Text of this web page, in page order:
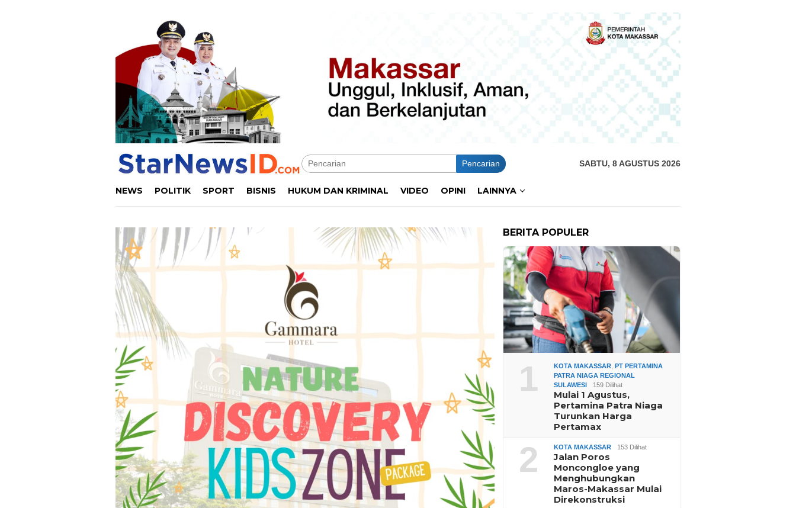
Pencarian SABTU, 8 AGUSTUS 2026
NEWS POLITIK SPORT BISNIS HUKUM DAN KRIMINAL VIDEO OPINI LAINNYA
BERITA POPULER
1 KOTA MAKASSAR ,PT PERTAMINA
PATRA NIAGA REGIONAL
SULAWESI
159 Dilihat
Mulai 1 Agustus,
Pertamina Patra Niaga
Turunkan Harga
Pertamax
2 KOTA MAKASSAR 153 Dilihat
Jalan Poros
Moncongloe yang
Menghubungkan
Maros-Makassar Mulai
Direkonstruksi